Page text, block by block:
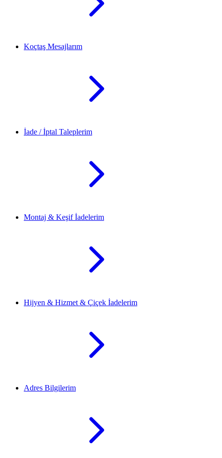
Koçtaş Mesajlarım
İade / İptal Taleplerim
Montaj & Keşif İadelerim
Hijyen & Hizmet & Çiçek İadelerim
Adres Bilgilerim